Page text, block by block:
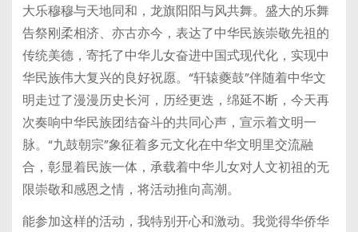
大乐穆穆与天地同和，龙旗阳阳与风共舞。盛大的乐舞
告祭刚柔相济、亦古亦今，表达了中华民族崇敬先祖的
传统美德，寄托了中华儿女奋进中国式现代化，实现中
华民族伟大复兴的良好祝愿。“轩辕夔鼓”伴随着中华文
明走过了漫漫历史长河，历经更迭，绵延不断，今天再
次奏响中华民族团结奋斗的共同心声，宣示着文明一
脉。“九鼓朝宗”象征着多元文化在中华文明里交流融
合，彰显着民族一体，承载着中华儿女对人文初祖的无
限崇敬和感恩之情，将活动推向高潮。
能参加这样的活动，我特别开心和激动。我觉得华侨华